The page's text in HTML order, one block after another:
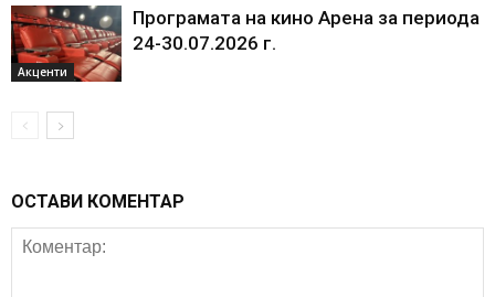
Акценти
Програмата на кино Арена за периода
24-30.07.2026 г.
ОСТАВИ КОМЕНТАР